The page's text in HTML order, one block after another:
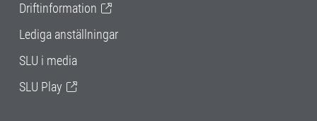
Driftinformation
Lediga anställningar
SLU i media
SLU Play